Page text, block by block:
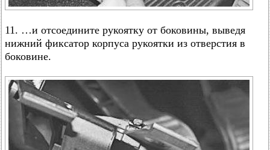
11. …и отсоедините рукоятку от боковины, выведя
нижний фиксатор корпуса рукоятки из отверстия в
боковине.